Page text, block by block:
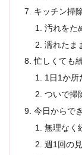
キッチン掃
汚れをた
濡れたま
忙しくても
1日1か所
ついで掃
今日からで
無理なく
週1回の